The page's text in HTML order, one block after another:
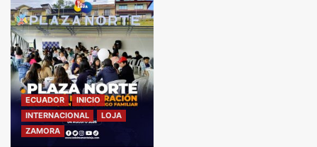
ECUADOR
INICIO
INTERNACIONAL
LOJA
ZAMORA